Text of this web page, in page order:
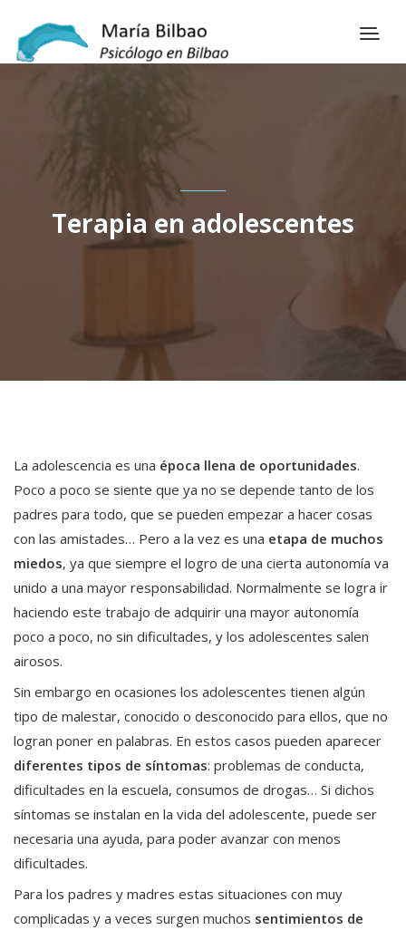
Terapia en adolescentes
La adolescencia es una época llena de oportunidades.
Poco a poco se siente que ya no se depende tanto de los
padres para todo, que se pueden empezar a hacer cosas
con las amistades… Pero a la vez es una etapa de muchos
miedos, ya que siempre el logro de una cierta autonomía va
unido a una mayor responsabilidad. Normalmente se logra ir
haciendo este trabajo de adquirir una mayor autonomía
poco a poco, no sin dificultades, y los adolescentes salen
airosos.
Sin embargo en ocasiones los adolescentes tienen algún
tipo de malestar, conocido o desconocido para ellos, que no
logran poner en palabras. En estos casos pueden aparecer
diferentes tipos de síntomas: problemas de conducta,
dificultades en la escuela, consumos de drogas… Si dichos
síntomas se instalan en la vida del adolescente, puede ser
necesaria una ayuda, para poder avanzar con menos
dificultades.
Para los padres y madres estas situaciones con muy
complicadas y a veces surgen muchos sentimientos de